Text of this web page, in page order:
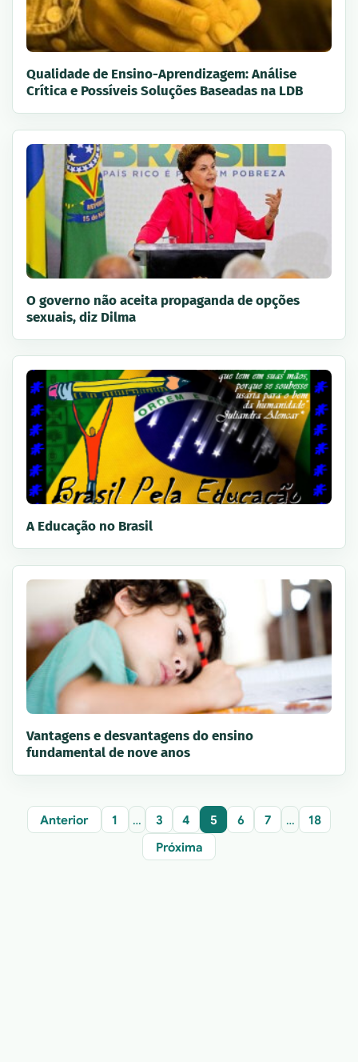
Qualidade de Ensino-Aprendizagem: Análise
Crítica e Possíveis Soluções Baseadas na LDB
O governo não aceita propaganda de opções
sexuais, diz Dilma
A Educação no Brasil
Vantagens e desvantagens do ensino
fundamental de nove anos
Anterior 1 … 3 4 5 6 7 …
18
Próxima